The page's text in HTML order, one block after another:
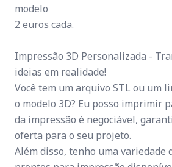
modelo
2 euros cada.
Impressão 3D Personalizada -
ideias em realidade!
Você tem um arquivo STL ou um
o modelo 3D? Eu posso imprimir
da impressão é negociável,
oferta para o seu projeto.
Além disso, tenho uma variedade